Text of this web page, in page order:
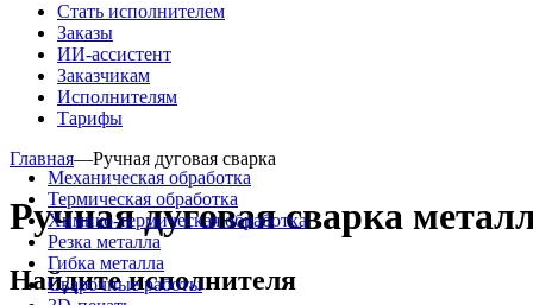
Стать исполнителем
Заказы
ИИ-ассистент
Заказчикам
Исполнителям
Тарифы
Механическая обработка
Термическая обработка
Химико-термическая обработка
Резка металла
Гибка металла
Сварочные работы
Главная—Ручная дуговая сварка
Ручная дуговая сварка
Найдите исполнителя